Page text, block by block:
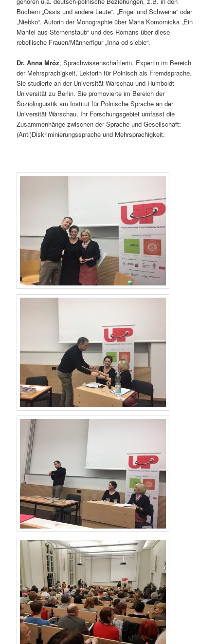
Büchern „Ossis und andere Leute“, „Engel und Schweine“ oder
„Niebko“. Autorin der Monographie über Maria Komornicka „Ein
Mantel aus Sternenstaub“ und des Romans über diese
rebellische Frauen/Männerfigur „Inna od siebie“.
Dr. Anna Mróz, Sprachwissenschaftlerin, Expertin im Bereich
der Mehrsprachigkeit, Lektorin für Polnisch als Fremdsprache.
Sie studierte an der Universität Warschau und Humboldt
Universität zu Berlin. Sie promovierte im Bereich der
Soziolinguistik am Institut für Polnische Sprache an der
Universität Warschau. Ihr Forschungsgebiet umfasst die
Zusammenhänge zwischen der Sprache und Gesellschaft:
(Anti)Diskriminierungssprache und Mehrsprachigkeit.